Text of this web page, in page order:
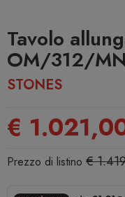
Tavolo
OM/312/MN
STONES
€
Prezzo di listino €